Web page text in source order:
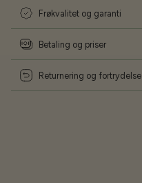
Frøkvalitet og garanti
Betaling og priser
Returnering og fortrydelse